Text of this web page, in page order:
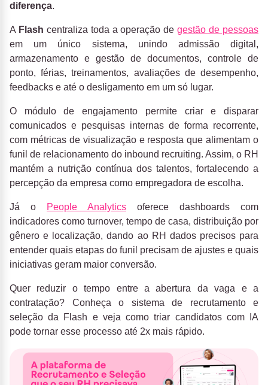
diferença.
A Flash centraliza toda a operação degestão de pessoas
em um único sistema, unindo admissão digital,
armazenamento e gestão de documentos, controle de
ponto, férias, treinamentos, avaliações de desempenho,
feedbacks e até o desligamento em um só lugar.
O módulo de engajamento permite criar e disparar
comunicados e pesquisas internas de forma recorrente,
com métricas de visualização e resposta que alimentam o
funil de relacionamento do inbound recruiting. Assim, o RH
mantém a nutrição contínua dos talentos, fortalecendo a
percepção da empresa como empregadora de escolha.
Já o People Analytics oferece dashboards com
indicadores como turnover, tempo de casa, distribuição por
gênero e localização, dando ao RH dados precisos para
entender quais etapas do funil precisam de ajustes e quais
iniciativas geram maior conversão.
Quer reduzir o tempo entre a abertura da vaga e a
contratação? Conheça o sistema de recrutamento e
seleção da Flash e veja como triar candidatos com IA
pode tornar esse processo até 2x mais rápido.